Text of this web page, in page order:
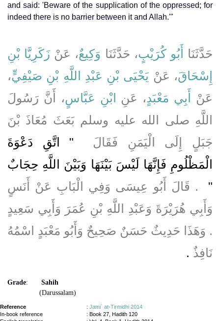
and said: 'Beware of the supplication of the oppressed; for
indeed there is no barrier between it and Allah.'"
حَدَّثَنَا أَبُو كُرَيْبٍ، حَدَّثَنَا وَكِيعٌ، عَنْ زَكَرِيَّا بْنِ
إِسْحَاقَ، عَنْ يَحْيَى بْنِ عَبْدِ اللَّهِ بْنِ صَيْفِيٍّ،
عَنْ
أَبِي مَعْبَدٍ، عَنِ ابْنِ عَبَّاسٍ، أَنَّ رَسُولَ
اللَّهِ صلى الله عليه وسلم بَعَثَ مُعَاذَ بْنَ
جَبَلٍ إِلَى الْيَمَنِ فَقَالَ ‏
"‏ اتَّقِ دَعْوَةَ
الْمَظْلُومِ فَإِنَّهَا لَيْسَ بَيْنَهَا وَبَيْنَ اللَّهِ حِجَابٌ
‏"
‏ ‏.‏ قَالَ أَبُو عِيسَى وَفِي الْبَابِ عَنْ أَنَسٍ
وَأَبِي هُرَيْرَةَ وَعَبْدِ اللَّهِ بْنِ عُمَرَ وَأَبِي سَعِيدٍ
‏.‏ وَهَذَا حَدِيثٌ حَسَنٌ صَحِيحٌ وَأَبُو مَعْبَدٍ اسْمُهُ
نَافِذٌ ‏.‏
Grade:
Sahih
(Darussalam)
Reference : Jami` at-Tirmidhi 2014
In-book reference
: Book 27, Hadith 120